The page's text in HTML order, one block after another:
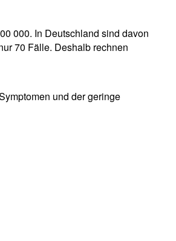
000. In Deutschland sind davon
70 Fälle. Deshalb rechnen
und der geringe